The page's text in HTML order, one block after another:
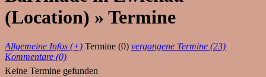
(Location) » Termine
Allgemeine Infos (+) Termine (0) vergangene Termine (23)
Kommentare (0)
Keine Termine gefunden